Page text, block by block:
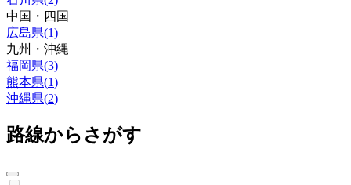
中国・四国
広島県(1)
九州・沖縄
福岡県(3)
熊本県(1)
沖縄県(2)
路線からさがす